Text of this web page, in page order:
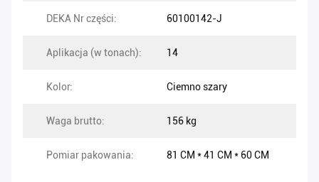
DEKA Nr części: 60100142-J
Aplikacja (w tonach): 14
Kolor: Ciemno szary
Waga brutto: 156 kg
Pomiar pakowania: 81 CM * 41 CM * 60 CM